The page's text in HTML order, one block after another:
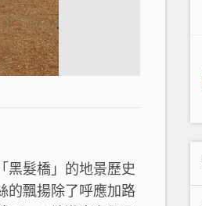
黑髮橋」的地景歷史
的飄揚除了呼應加路